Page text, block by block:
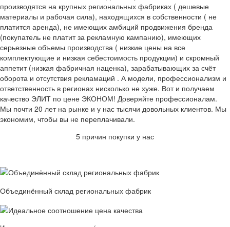
производятся на крупных региональных фабриках ( дешевые
материалы и рабочая сила), находящихся в собственности ( не
платится аренда), не имеющих амбиций продвижения бренда
(покупатель не платит за рекламную кампанию), имеющих
серьезные объемы производства ( низкие цены на все
комплектующие и низкая себестоимость продукции) и скромный
аппетит (низкая фабричная наценка), зарабатывающих за счёт
оборота и отсутствия рекламаций . А модели, профессионализм и
ответственность в регионах нисколько не хуже. Вот и получаем
качество ЭЛИТ по цене ЭКОНОМ! Доверяйте профессионалам.
Мы почти 20 лет на рынке и у нас тысячи довольных клиентов. Мы
экономим, чтобы вы не переплачивали.
5 причин покупки у нас
Объединённый склад региональных фабрик